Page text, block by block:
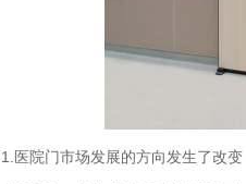
1.医院门市场发展的方向发生了改变